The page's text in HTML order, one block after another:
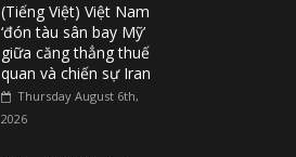
(Tiếng Việt) Việt Nam
‘đón tàu sân bay Mỹ’
giữa căng thẳng thuế
quan và chiến sự Iran
Thursday August 6th,
2026